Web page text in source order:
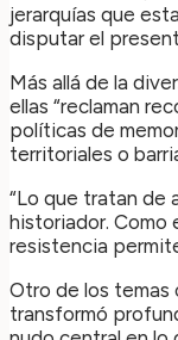
jerarquías que
disputar el
Más allá de la
ellas “reclaman
políticas de
territoriales o
“Lo que tratan de
historiador. Como
resistencia
Otro de los temas
transformó